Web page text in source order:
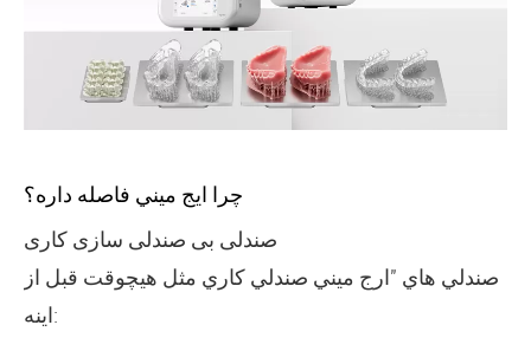
چرا ايج ميني فاصله داره؟
صندلی بی صندلی سازی کاری
صندلي هاي "ارج ميني صندلي کاري مثل هيچوقت قبل از
اينه: